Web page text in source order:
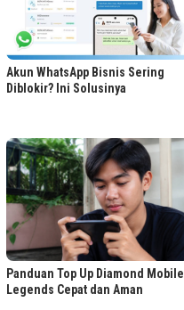
Akun WhatsApp Bisnis Sering
Diblokir? Ini Solusinya
Panduan Top Up Diamond Mobile
Legends Cepat dan Aman